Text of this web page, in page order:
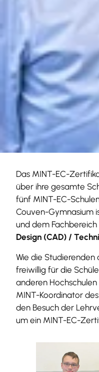
Das MINT-EC-
über ihre gesamte
fünf MINT-EC-
Couven-Gymnasium
und dem
Design (CAD) /
Wie die Studierenden
freiwillig für die
anderen
MINT-Koordinator
den Besuch der
um ein MINT-EC-